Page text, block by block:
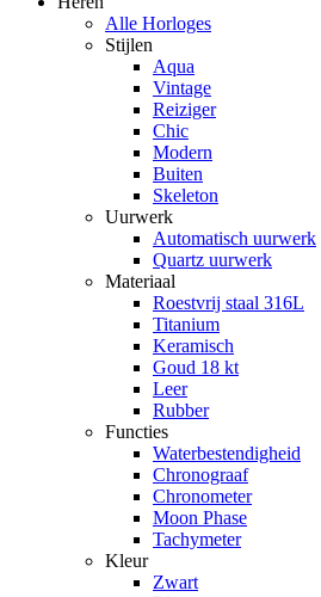
Alle Horloges
Stijlen
Aqua
Vintage
Reiziger
Chic
Modern
Buiten
Skeleton
Uurwerk
Automatisch uurwerk
Quartz uurwerk
Materiaal
Roestvrij staal 316L
Titanium
Keramisch
Goud 18 kt
Leer
Rubber
Functies
Waterbestendigheid
Chronograaf
Chronometer
Moon Phase
Tachymeter
Kleur
Zwart